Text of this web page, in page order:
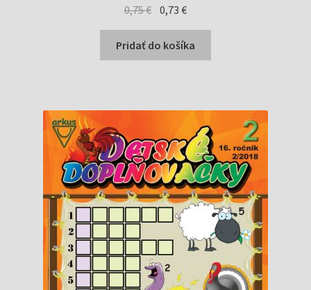
0,75€ Pôvodná
bola:
0,75 €.
0,73€Aktuálna
je:
0,73 €.
Pridať do košíka